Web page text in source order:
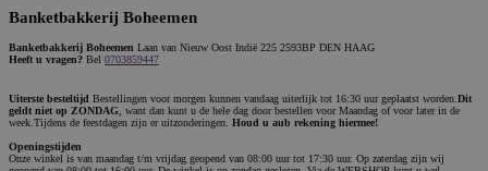
Banketbakkerij Boheemen
Banketbakkerij Boheemen Laan van Nieuw Oost Indië 225 2593BP DEN HAAG
Heeft u vragen? Bel 0703859447
Uiterste besteltijd Bestellingen voor morgen kunnen vandaag uiterlijk tot 16:30 uur geplaatst worden. Dit
geldt niet op ZONDAG , want dan kunt u de hele dag door bestellen voor Maandag of voor later in de
week.Tijdens de feestdagen zijn er uitzonderingen. Houd u aub rekening hiermee!
Openingstijden
Onze winkel is van maandag t/m vrijdag geopend van 08:00 uur tot 17:30 uur. Op zaterdag zijn wij